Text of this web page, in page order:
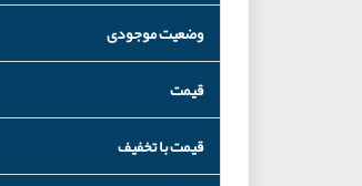
وضعیت موجودی
قیمت
قیمت با تخفیف